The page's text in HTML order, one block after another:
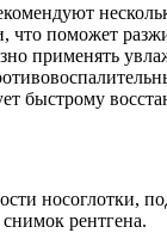
что поможет
применять
быстрому
носоглотки,
рентгена.